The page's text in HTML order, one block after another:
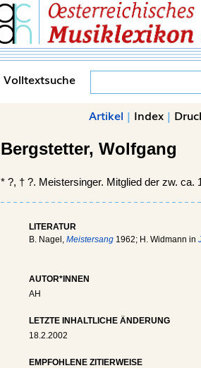
Volltextsuche
Artikel | Index |
Bergstetter, Wolfgang
* ?, † ?. Meistersinger. Mitglied der zw. ca.
LITERATUR
B. Nagel, Meistersang 1962; H. Widmann in
AUTOR*INNEN
AH
LETZTE INHALTLICHE ÄNDERUNG
18.2.2002
EMPFOHLENE ZITIERWEISE